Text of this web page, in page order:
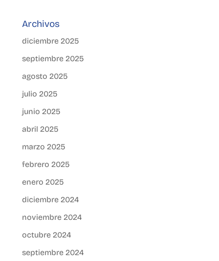
Archivos
diciembre 2025
septiembre 2025
agosto 2025
julio 2025
junio 2025
abril 2025
marzo 2025
febrero 2025
enero 2025
diciembre 2024
noviembre 2024
octubre 2024
septiembre 2024